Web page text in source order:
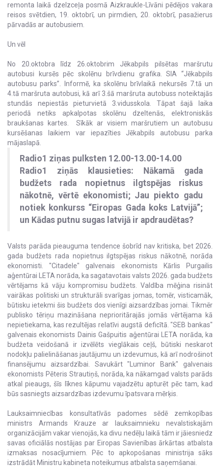
remonta laikā dzelzceļa posmā Aizkraukle-Līvāni pēdējos vakara
reisos svētdien, 19. oktobrī, un pirmdien, 20. oktobrī, pasažierus
pārvadās ar autobusiem.
Un vēl
No 20.oktobra līdz 26.oktobrim Jēkabpils pilsētas maršrutu
autobusi kursēs pēc skolēnu brīvdienu grafika. SIA “Jēkabpils
autobusu parks”. Informē, ka skolēnu brīvlaikā nekursēs 7.tā un
4.tā maršruta autobusi, kā arī 3.šā maršruta autobuss noteiktajās
stundās nepiestās pieturvietā 3.vidusskola. Tāpat šajā laika
periodā netiks apkalpotas skolēnu dzeltenās, elektroniskās
braukšanas kartes. Sīkāk ar visiem maršrutiem un autobusu
kursēšanas laikiem var iepazīties Jēkabpils autobusu parka
mājaslapā.
Radio1 ziņas pulksten 12.00-13.00-14.00
Radio1 ziņās klausieties: Nākamā gada
budžets rada nopietnus ilgtspējas riskus
nākotnē, vērtē ekonomisti; Jau piekto gadu
notiek konkurss “Eiropas Gada koks Latvijā”;
un Kādas putnu sugas latvijā ir apdraudētas?
Valsts parāda pieauguma tendence šobrīd nav kritiska, bet 2026.
gada budžets rada nopietnus ilgtspējas riskus nākotnē, norāda
ekonomisti. "Citadele" galvenais ekonomists Kārlis Purgailis
aģentūrai LETA norāda, ka sagatavotais valsts 2026. gada budžets
vērtējams kā vāju kompromisu budžets. Valdība mēģina risināt
vairākas politiski un strukturāli svarīgas jomas, tomēr, visticamāk,
būtisku ietekmi šis budžets dos vienīgi aizsardzības jomai. Tikmēr
publisko tēriņu mazināšana neprioritārajās jomās vērtējama kā
nepietiekama, kas rezultējas relatīvi augstā deficītā. "SEB bankas"
galvenais ekonomists Dainis Gašpuitis aģentūrai LETA norāda, ka
budžeta veidošanā ir izvēlēts vieglākais ceļš, būtiski neskarot
nodokļu palielināšanas jautājumu un izdevumus, kā arī nodrošinot
finansējumu aizsardzībai. Savukārt "Luminor Bank" galvenais
ekonomists Pēteris Strautiņš, norāda, ka nākamgad valsts parāds
atkal pieaugs, šīs līknes kāpumu vajadzētu apturēt pēc tam, kad
būs sasniegts aizsardzības izdevumu īpatsvara mērķis.
Lauksaimniecības konsultatīvās padomes sēdē zemkopības
ministrs Armands Krauze ar lauksaimnieku nevalstiskajām
organizācijām vakar vienojās, ka divu nedēļu laikā tām ir jāiesniedz
savas oficiālās nostājas par Eiropas Savienības ārkārtas atbalsta
izmaksas nosacījumiem. Pēc to apkopošanas ministrija sāks
izstrādāt Ministru kabineta noteikumus atbalsta saņemšanai.